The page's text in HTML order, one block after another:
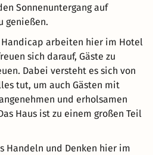
Sonnenuntergang auf
genießen.
Handicap arbeiten hier im Hotel
sich darauf, Gäste zu
Dabei versteht es sich von
tut, um auch Gästen mit
und erholsamen
Haus ist zu einem großen Teil
Handeln und Denken hier im